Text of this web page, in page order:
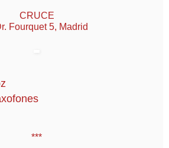
CRUCE
Fourquet 5, Madrid
***